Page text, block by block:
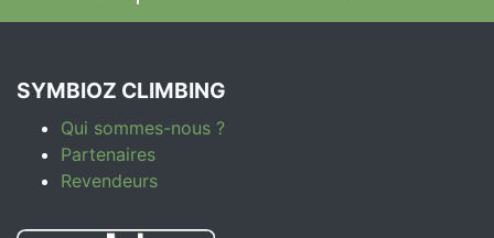
produit
SYMBIOZ CLIMBING
Qui sommes-nous ?
Partenaires
Revendeurs